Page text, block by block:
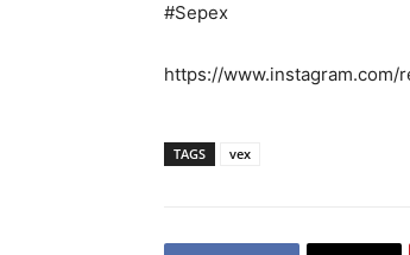
#Sepex
https://www.instagram.com/
TAGS vex